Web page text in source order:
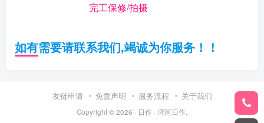
完工保修/拍摄
如有需要请联系我们,竭诚为你服务！！
友链申请 免责声明 服务流程 关于我们
Copyright © 2026 · 日作 · 湾区日作